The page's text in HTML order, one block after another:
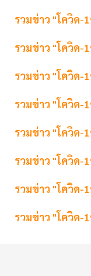
รวมข่าว "โควิด-
รวมข่าว "โควิด-
รวมข่าว "โควิด-
รวมข่าว "โควิด-
รวมข่าว "โควิด-
รวมข่าว "โควิด-
รวมข่าว "โควิด-
รวมข่าว "โควิด-